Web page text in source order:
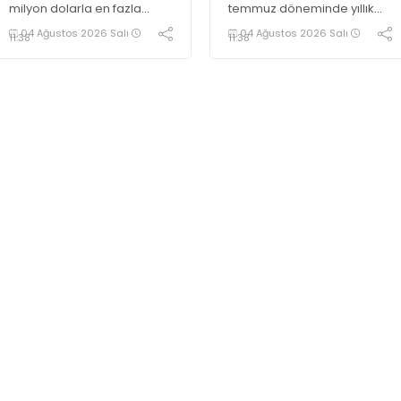
milyon dolarla en fazla
ihracata imza atan sektör
olarak kayıtlara geçti
04 Ağustos 2026 Salı
11:38
temmuz döneminde yıllık
bazda yüzde 10,72 azalarak
638 bin 965 oldu
04 Ağustos 2026 Salı
11:38